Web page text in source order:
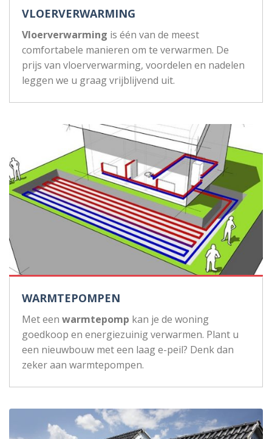
VLOERVERWARMING
Vloerverwarming is één van de meest
comfortabele manieren om te verwarmen. De
prijs van vloerverwarming, voordelen en nadelen
leggen we u graag vrijblijvend uit.
WARMTEPOMPEN
Met een warmtepomp kan je de woning
goedkoop en energiezuinig verwarmen. Plant u
een nieuwbouw met een laag e-peil? Denk dan
zeker aan warmtepompen.